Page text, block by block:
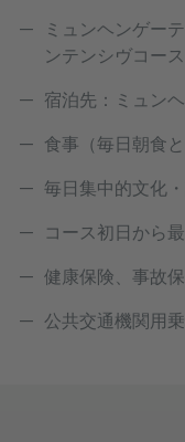
ミュンヘンゲー
ンテンシヴコー
宿泊先：ミュン
食事（毎日朝食と
毎日集中的文化
コース初日から
健康保険、事故
公共交通機関用